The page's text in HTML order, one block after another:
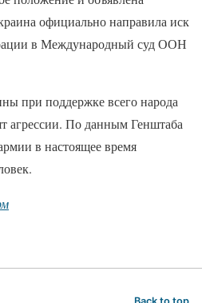
официально направила иск
в Международный суд ООН
при поддержке всего народа
агрессии. По данным Генштаба
в настоящее время